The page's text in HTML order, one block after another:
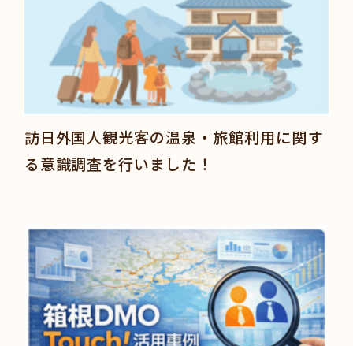
訪日外国人観光客の温泉・旅館利用に関す
る意識調査を行いました！